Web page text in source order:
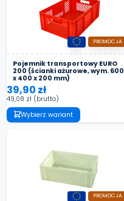
Pojemnik transportowy EURO
200 (ścianki ażurowe, wym. 600
x 400 x 200 mm)
PROMOCJA
39,90 zł
49,08 zł (brutto)
Wybierz wariant
PROMOCJA